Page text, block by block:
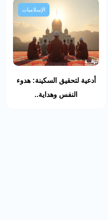
الإسلاميات
أدعية لتحقيق السكينة: هدوء
النفس وهداية..